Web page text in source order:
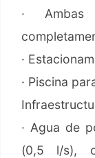
· Ambas
·
· Piscina
· Agua de
(0,5 l/s),